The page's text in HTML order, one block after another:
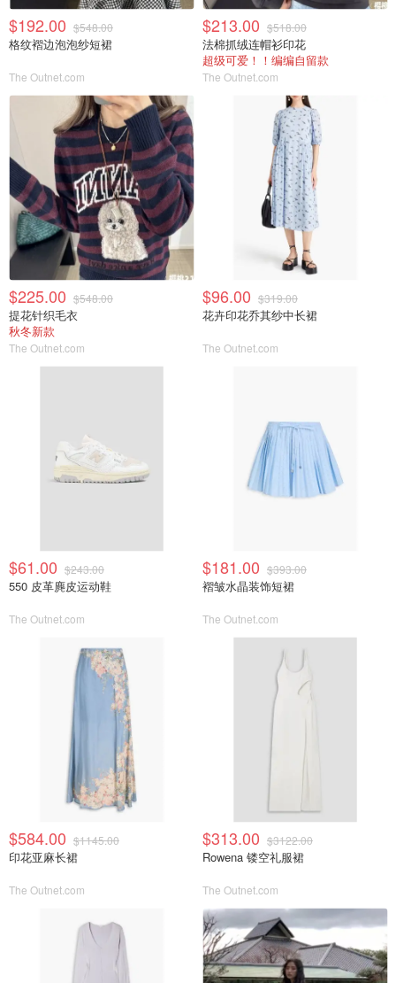
$192.00 $548.00
格纹褶边泡泡纱短裙
The Outnet.com
$213.00 $518.00
法棉抓绒连帽衫印花
超级可爱！！编编自留款
The Outnet.com
$225.00 $548.00
提花针织毛衣
秋冬新款
The Outnet.com
$96.00 $319.00
花卉印花乔其纱中长裙
The Outnet.com
$61.00 $243.00
550 皮革麂皮运动鞋
The Outnet.com
$181.00 $393.00
褶皱水晶装饰短裙
The Outnet.com
$584.00 $1145.00
印花亚麻长裙
The Outnet.com
$313.00 $3122.00
Rowena 镂空礼服裙
The Outnet.com